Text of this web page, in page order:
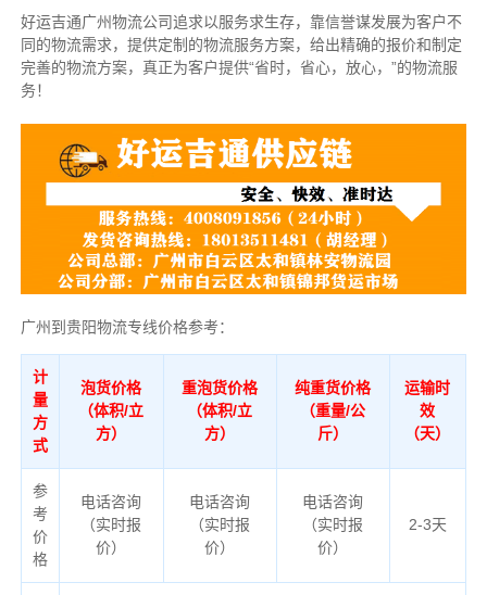
好运吉通广州物流公司追求以服务求生存，靠信誉谋发展为客户不
同的物流需求，提供定制的物流服务方案，给出精确的报价和制定
完善的物流方案，真正为客户提供“省时，省心，放心，”的物流服
务！
广州到贵阳物流专线价格参考：
计
量
方
式
泡货价格
（体积/立
方）
重泡货价格
（体积/立
方）
纯重货价格
（重量/公
斤）
运输时
效
（天）
参
考
价
格
电话咨询
（实时报
价）
电话咨询
（实时报
价）
电话咨询
（实时报
价）
2-3天